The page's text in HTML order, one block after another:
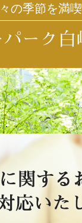
の季節を満喫